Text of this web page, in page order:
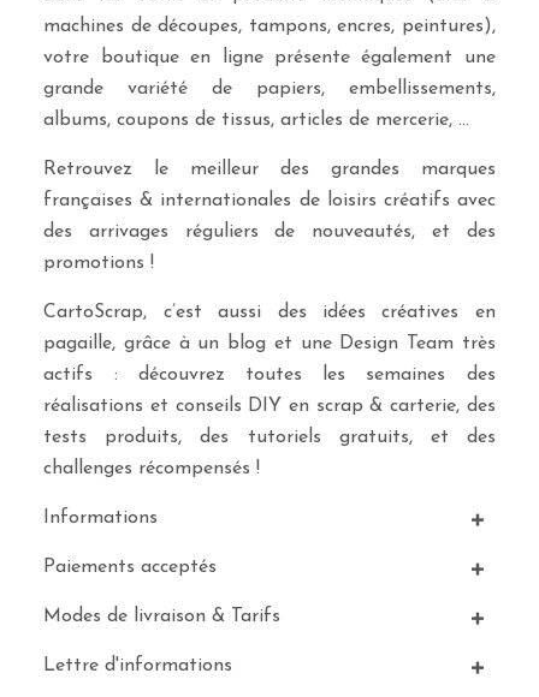
machines de découpes, tampons, encres, peintures),
votre boutique en ligne présente également une
grande variété de papiers, embellissements,
albums, coupons de tissus, articles de mercerie, …
Retrouvez le meilleur des grandes marques
françaises & internationales de loisirs créatifs avec
des arrivages réguliers de nouveautés, et des
promotions !
CartoScrap, c’est aussi des idées créatives en
pagaille, grâce à un blog et une Design Team très
actifs : découvrez toutes les semaines des
réalisations et conseils DIY en scrap & carterie, des
tests produits, des tutoriels gratuits, et des
challenges récompensés !
Informations
Paiements acceptés
Modes de livraison & Tarifs
Lettre d'informations